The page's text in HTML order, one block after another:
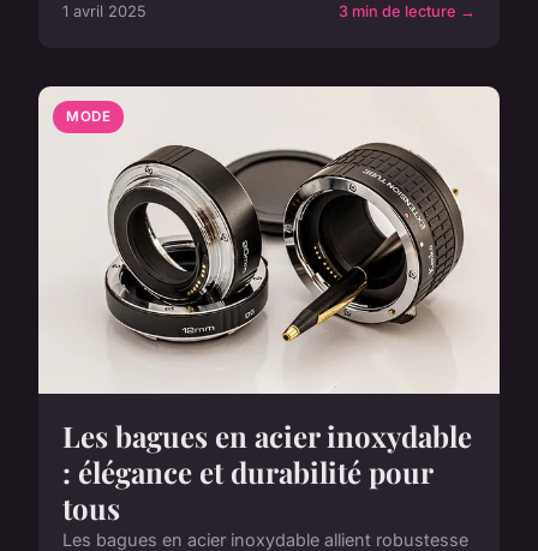
1 avril 2025 3 min de lecture →
MODE
Les bagues en acier inoxydable
: élégance et durabilité pour
tous
Les bagues en acier inoxydable allient robustesse